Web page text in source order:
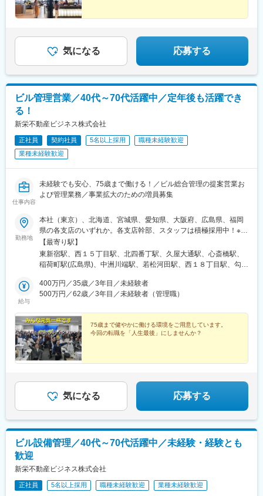
有無に関わらず44時間分を、月9万6200円～11万200円支給※上記
を超える時間外労働分は追加で支給
気になる 応募する
ビル管理営業／40代～70代活躍中／定年後も活躍でき
る！
新栄不動産ビジネス株式会社
正社員 契約社員 5名以上採用
職種未経験歓迎
業種未経験歓迎
仕事内容
未経験でも安心、75歳まで働ける！／ビル総合管理の提案営業お
よび管理業務／事業拡大のための増員募集
勤務地
本社（東京）、北海道、宮城県、愛知県、大阪府、広島県、福岡
県の各支店のいずれか。各支店幹部、スタッフは積極採用中！※受
動喫煙対策あり【1】本社東京都新宿区新宿6-24-16新宿6丁目ビ
ル6階連絡先：03-5287-1007【2】北海道支店北海道札幌市中央区
南1条西14丁目1-228ワフスビル5階連絡先：011-231-2031【3】
絡先：022-714-6681【4】中部支店愛知県名古屋市中区丸の内3-
17-28第二リックスビル8階連絡先： 052-961-6721【5】関西支店
先：06-4704-0385【6】中四国支店広島県広島市南区的場町1-2-
16グリーンタワー4階連絡先：082-568-6123【7】九州支店福岡
県福岡市博多区中洲5-6-10 LA博多9階連絡先：092-261-5877
【最寄り駅】
東新宿駅、西１５丁目駅、北四番丁駅、久屋大通駅、心斎橋駅、
稲荷町駅(広島県)、中洲川端駅、若松河田駅、西１８丁目駅、勾当
県)、中央区役所前駅、栄駅(愛知県)、大阪難波駅、段原一丁目
駅、天神駅
給与
400万円／35歳／3年目／未経験者
500万円／62歳／3年目／未経験者（管理職）
75歳まで健やかに働ける環境をご用意しています。
今回の転職を「人生最後」にしませんか？
気になる 応募する
ビル設備管理／40代～70代活躍中／未経験・経験とも
歓迎
新栄不動産ビジネス株式会社
正社員 5名以上採用 職種未経験歓迎 業種未経験歓迎